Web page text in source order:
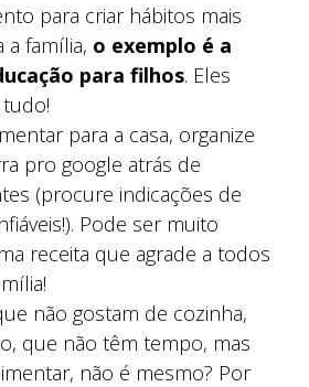
para criar hábitos mais
a família, o exemplo é a
para filhos. Eles
para a casa, organize
pro google atrás de
(procure indicações de
Pode ser muito
receita que agrade a todos
não gostam de cozinha,
que não têm tempo, mas
não é mesmo? Por